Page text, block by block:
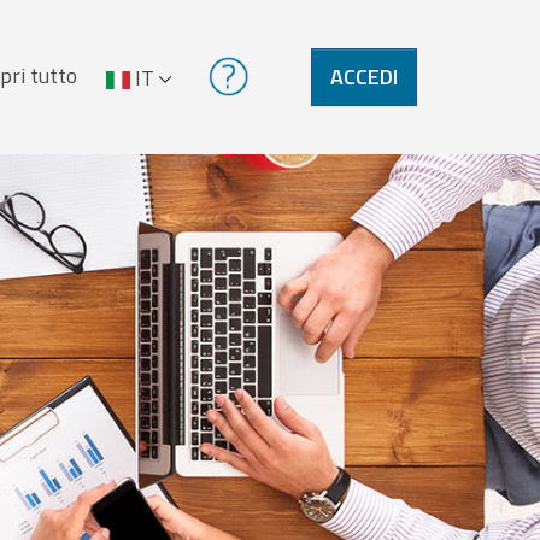
tutto IT ACCEDI